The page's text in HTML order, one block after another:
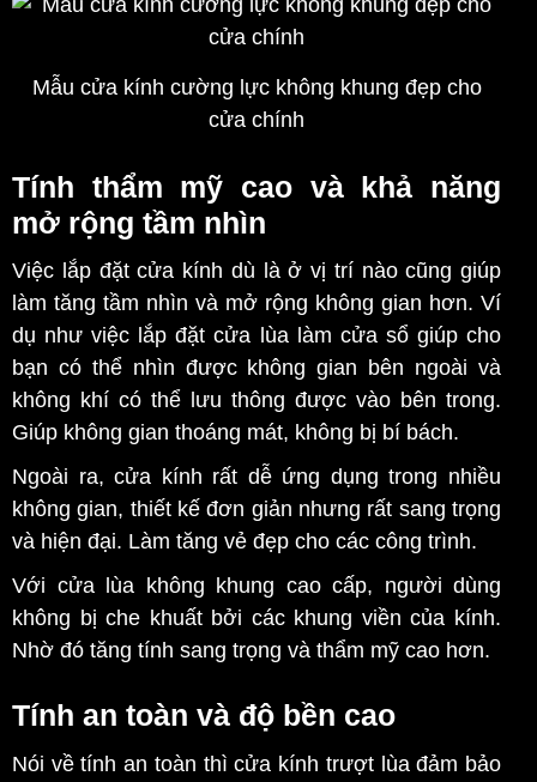
Mẫu cửa kính cường lực không khung đẹp cho
cửa chính
Tính thẩm mỹ cao và khả năng
mở rộng tầm nhìn
Việc lắp đặt cửa kính dù là ở vị trí nào cũng giúp
làm tăng tầm nhìn và mở rộng không gian hơn. Ví
dụ như việc lắp đặt cửa lùa làm cửa sổ giúp cho
bạn có thể nhìn được không gian bên ngoài và
không khí có thể lưu thông được vào bên trong.
Giúp không gian thoáng mát, không bị bí bách.
Ngoài ra, cửa kính rất dễ ứng dụng trong nhiều
không gian, thiết kế đơn giản nhưng rất sang trọng
và hiện đại. Làm tăng vẻ đẹp cho các công trình.
Với cửa lùa không khung cao cấp, người dùng
không bị che khuất bởi các khung viền của kính.
Nhờ đó tăng tính sang trọng và thẩm mỹ cao hơn.
Tính an toàn và độ bền cao
Nói về tính an toàn thì cửa kính trượt lùa đảm bảo